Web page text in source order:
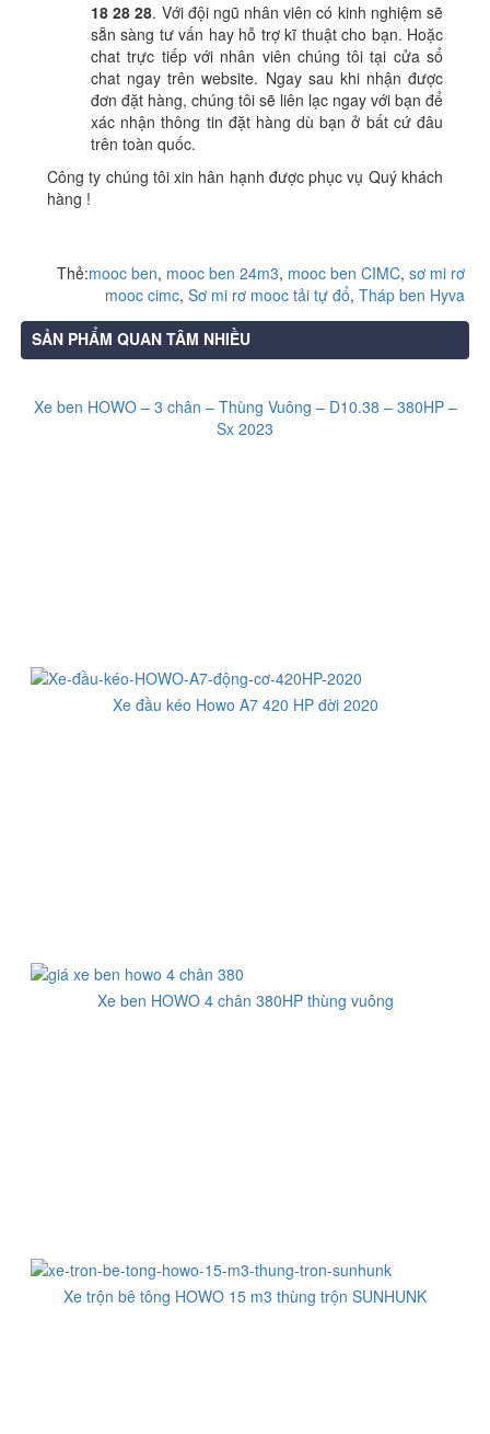
18 28 28. Với đội ngũ nhân viên có kinh nghiệm sẽ
sẵn sàng tư vấn hay hỗ trợ kĩ thuật cho bạn. Hoặc
chat trực tiếp với nhân viên chúng tôi tại cửa sổ
chat ngay trên website. Ngay sau khi nhận được
đơn đặt hàng, chúng tôi sẽ liên lạc ngay với bạn để
xác nhận thông tin đặt hàng dù bạn ở bất cứ đâu
trên toàn quốc.
Công ty chúng tôi xin hân hạnh được phục vụ Quý khách
hàng !
Thẻ:mooc ben, mooc ben 24m3, mooc ben CIMC, sơ mi rơ
mooc cimc, Sơ mi rơ mooc tải tự đổ, Tháp ben Hyva
SẢN PHẨM QUAN TÂM NHIỀU
Xe ben HOWO – 3 chân – Thùng Vuông – D10.38 – 380HP –
Sx 2023
Xe đầu kéo Howo A7 420 HP đời 2020
Xe ben HOWO 4 chân 380HP thùng vuông
Xe trộn bê tông HOWO 15 m3 thùng trộn SUNHUNK